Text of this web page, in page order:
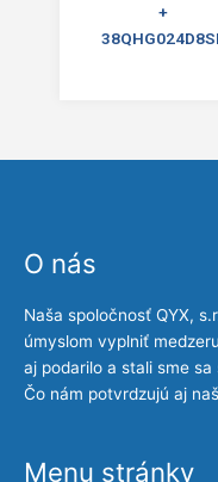
+
O nás
Naša spoločnosť QYX,
úmyslom vyplniť
aj podarilo a stali sme
Čo nám potvrdzujú aj
Menu stránky